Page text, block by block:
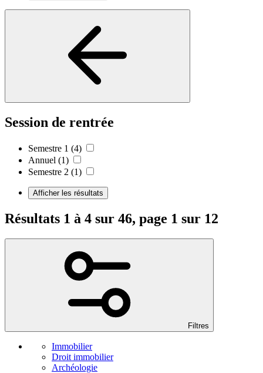
Session de rentrée
Semestre 1 (4)
Annuel (1)
Semestre 2 (1)
Afficher les résultats
Résultats 1 à 4 sur 46, page 1 sur 12
Filtres
Immobilier
Droit immobilier
Archéologie